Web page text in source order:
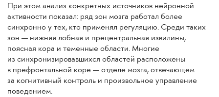
При этом анализ конкретных источников нейронной
активности показал: ряд зон мозга работал более
синхронно у тех, кто применял регуляцию. Среди таких
зон — нижняя лобная и прецентральная извилины,
поясная кора и теменные области. Многие
из синхронизировавшихся областей расположены
в префронтальной коре — отделе мозга, отвечающем
за когнитивный контроль и произвольное управление
поведением.